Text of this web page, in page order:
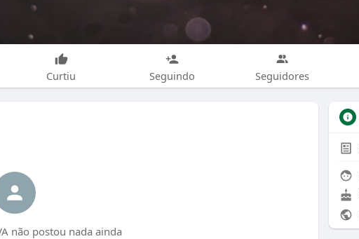
Curtiu Seguindo Seguidores
não postou nada ainda